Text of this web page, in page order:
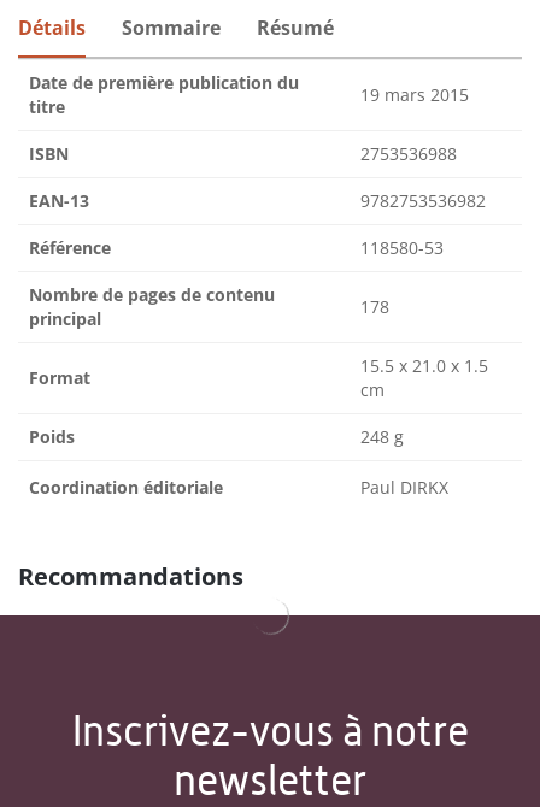
Détails Sommaire Résumé
Date de première publication du
titre
19 mars 2015
ISBN 2753536988
EAN-13 9782753536982
Référence 118580-53
Nombre de pages de contenu
principal
178
Format
15.5 x 21.0 x 1.5
cm
Poids 248 g
Coordination éditoriale Paul DIRKX
Recommandations
Inscrivez-vous à notre
newsletter